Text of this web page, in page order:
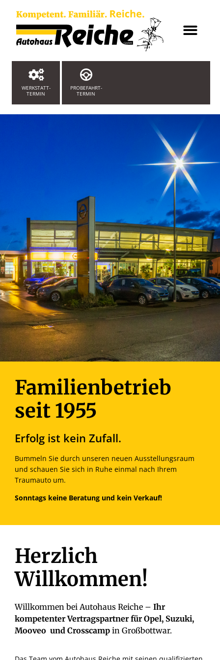
WERKSTATT-
TERMIN
PROBEFAHRT-
TERMIN
Familienbetrieb
seit 1955
Erfolg ist kein Zufall.
Bummeln Sie durch unseren neuen Ausstellungsraum
und schauen Sie sich in Ruhe einmal nach Ihrem
Traumauto um.
Sonntags keine Beratung und kein Verkauf!
Herzlich
Willkommen!
Willkommen bei Autohaus Reiche – Ihr
kompetenter Vertragspartner für Opel, Suzuki,
Mooveo und Crosscamp in Großbottwar.